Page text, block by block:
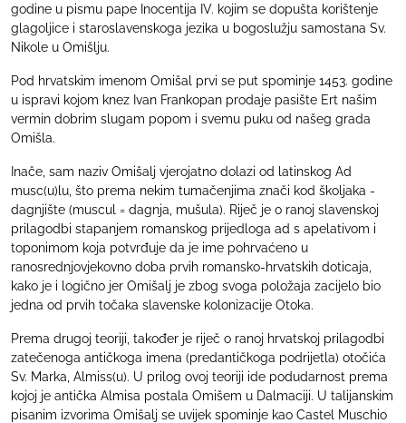
godine u pismu pape Inocentija IV. kojim se dopušta korištenje
glagoljice i staroslavenskoga jezika u bogoslužju samostana Sv.
Nikole u Omišlju.
Pod hrvatskim imenom Omišal prvi se put spominje 1453. godine
u ispravi kojom knez Ivan Frankopan prodaje pasište Ert našim
vermin dobrim slugam popom i svemu puku od našeg grada
Omišla.
Inače, sam naziv Omišalj vjerojatno dolazi od latinskog Ad
musc(u)lu, što prema nekim tumačenjima znači kod školjaka -
dagnjište (muscul = dagnja, mušula). Riječ je o ranoj slavenskoj
prilagodbi stapanjem romanskog prijedloga ad s apelativom i
toponimom koja potvrđuje da je ime pohrvaćeno u
ranosrednjovjekovno doba prvih romansko-hrvatskih doticaja,
kako je i logično jer Omišalj je zbog svoga položaja zacijelo bio
jedna od prvih točaka slavenske kolonizacije Otoka.
Prema drugoj teoriji, također je riječ o ranoj hrvatskoj prilagodbi
zatečenoga antičkoga imena (predantičkoga podrijetla) otočića
Sv. Marka, Almiss(u). U prilog ovoj teoriji ide podudarnost prema
kojoj je antička Almisa postala Omišem u Dalmaciji. U talijanskim
pisanim izvorima Omišalj se uvijek spominje kao Castel Muschio